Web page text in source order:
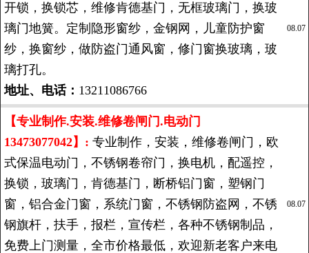
开锁，换锁芯，维修肯德基门，无框玻璃门，换玻
璃门地簧。定制隐形窗纱，金钢网，儿童防护窗
纱，换窗纱，做防盗门通风窗，修门窗换玻璃，玻
璃打孔。
地址、电话： 13211086766
08.07
【专业制作.安装.维修卷闸门.电动门
13473077042】: 专业制作，安装，维修卷闸门，欧
式保温电动门，不锈钢卷帘门，换电机，配遥控，
换锁，玻璃门，肯德基门，断桥铝门窗，塑钢门
窗，铝合金门窗，系统门窗，不锈钢防盗网，不锈
钢旗杆，扶手，报栏，宣传栏，各种不锈钢制品，
免费上门测量，全市价格最低，欢迎新老客户来电
08.07